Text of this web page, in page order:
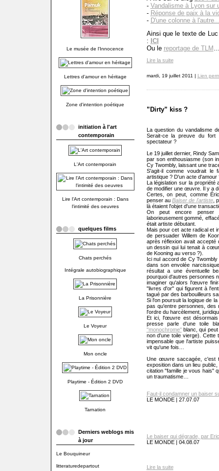
Le musée de l'Innocence
Lettres d'amour en héritage
Zone d'intention poétique
initiation à l'art
contemporain
L'Art contemporain
Lire l'Art contemporain : Dans
l'intimité des oeuvres
quelques films
Chats perchés
Intégrale autobiographique
La Prisonnière
Le Voyeur
Mon oncle
Playtime - Édition 2 DVD
Tarnation
Derniers weblogs mis
à jour
Le Bouquineur
litteraturedepartout
- Vandalisme à Lyon sur
- Réponse de paix à la
- D'une colonne à
Ainsi que le texte de
: ICI
Ou le reportage de TLM
Lire la suite
mardi, 19 juillet 2011 | Lien
”Dirty” kiss ?
La question du vandalisme
Serait-ce la preuve du
spectateur ?
Le 19 juillet dernier, Rindy
par son enthousiasme (son
Cy Twombly, laissant une
S'agit-il comme voudrait le
artistique ? D'un acte d'amour
La législation sur la propriété
de modifier une œuvre. Il y a
Certes, on peut, comme
penser auBaiser de l'artiste,
là étaient l'objet d'une
On peut encore
laborieusement gommé,
était artiste débutant.
Mais pour cet acte radical et
de persuader Willem de
après réflexion avait
un dessin qui lui tenait à
de Kooning au verso ?).
Ici nul accord de Cy
dans son envolée
résultat a une éventuelle
pourquoi d'autres personnes
imaginer qu'alors l'œuvre
"livres d'or" qui figurent à
tagué par des barbouilleurs
Si l'on poursuit la logique de
pas qu'entre personnes, des
l'ordre du harcèlement,
Et ici, l'œuvre est
presse parle d'une toile
"monochrome"blanc, qui peut
non d'une toile vierge). Cette
impensable que l'artiste
vit qu'une fois…
Une œuvre saccagée, c'est
exposition dans un lieu
citation "famille je vous hais"
un traumatisme…
Faut-il condamner un baiser
LE MONDE | 27.07.07
Le baiser qui dégrade, par
LE MONDE | 04.08.07
Lire la suite